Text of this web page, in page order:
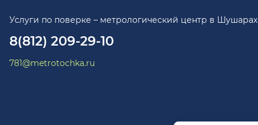
Услуги по поверке – метрологический центр в Шушарах
8(812) 209-29-10
781@metrotochka.ru